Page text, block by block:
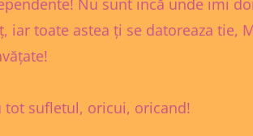
Nu sunt incă unde imi
iar toate astea ți se datoreaza tie,
tot sufletul, oricui, oricand!